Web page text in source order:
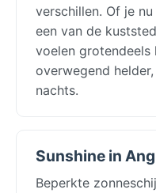
verschillen. Of je
een van de
voelen grotendeels
overwegend
nachts.
Sunshine in
Beperkte